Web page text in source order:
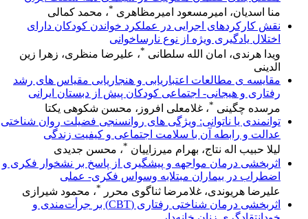
منا اسدیان، امیرمسعود امیرمظاهری * ، محمد کمالی
نقش کارکردهای اجرایی در عملکرد خواندن کودکان دارای
اختلال یادگیری ویژه از نوع نارساخوانی
ویدا هرندی، امان الله سلطانی *، علیرضا منظری، زهرا زین
الدینی
مقایسه ی مطالعات اعتباریابی و هنجاریابی مقیاس های رشد
رفتاری و هیجانی- اجتماعی کودکان پیش از دبستان ایرانی
مرسده چگینی *، غلامعلی افروز، محسن شکوهی یکتا
توانمندی یا ناتوانی: ویژگی های روانسنجی فضیلت روان شناختی
عدالت و رابطه آن با سلامت اجتماعی و کیفیت زندگی
لیلا حبیب اله نتاج، بهرام میرزاییان * ، محسن جدیدی
اثربخشی درمان مواجهه و پیشگیری از پاسخ بر نشخوار فکری و
اضطراب در بیماران مبتلابه وسواس فکری- عملی
علیرضا هریوندی، غلامرضا ثناگوی محرر
*، محمود شیرازی
اثربخشی درمان شناختی رفتاری (CBT) بر جرأت‌مندی و